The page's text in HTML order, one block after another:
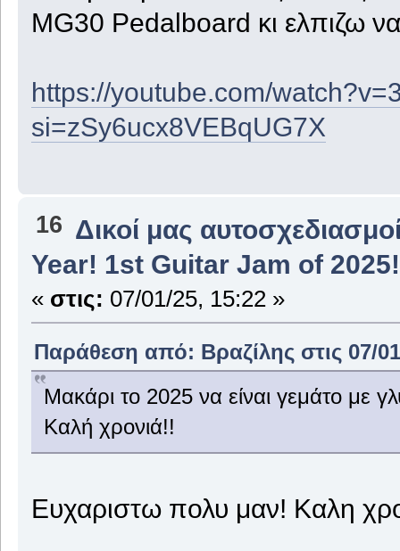
MG30 Pedalboard κι ελπιζω
https://youtube.com/
si=zSy6ucx8VEBqUG7X
16 Δικοί μας
Year! 1st Guitar Jam of 2025!
« στις: 07/01/25, 15:22 »
Παράθεση από: Βραζίλης στις 07/
Μακάρι το 2025 να είναι γεμάτο με
Καλή χρονιά!!
Ευχαριστω πολυ μαν! Καλη